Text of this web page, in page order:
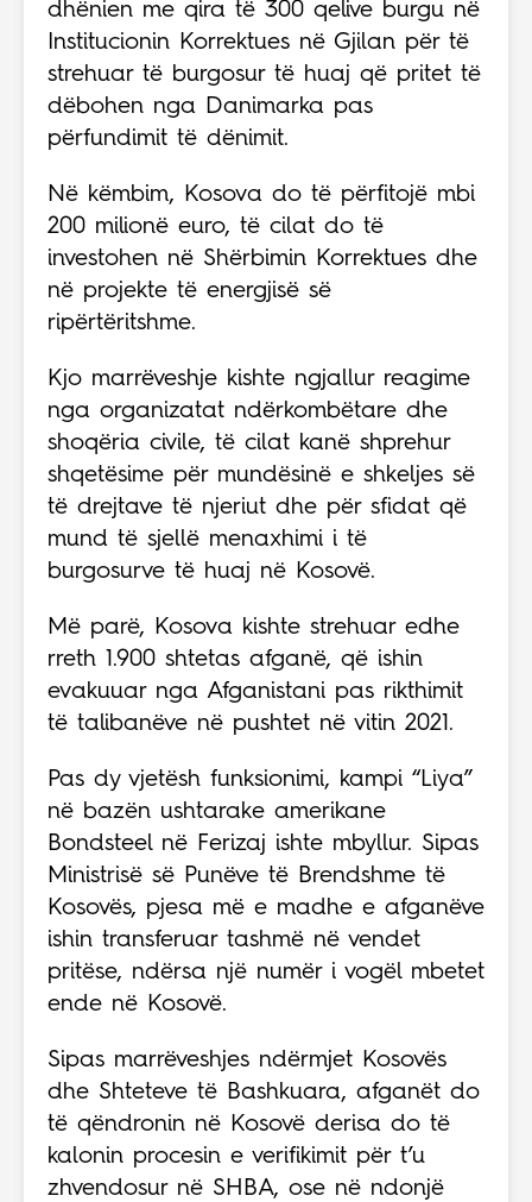
dhënien me qira të 300 qelive burgu në
Institucionin Korrektues në Gjilan për të
strehuar të burgosur të huaj që pritet të
dëbohen nga Danimarka pas
përfundimit të dënimit.
Në këmbim, Kosova do të përfitojë mbi
200 milionë euro, të cilat do të
investohen në Shërbimin Korrektues dhe
në projekte të energjisë së
ripërtëritshme.
Kjo marrëveshje kishte ngjallur reagime
nga organizatat ndërkombëtare dhe
shoqëria civile, të cilat kanë shprehur
shqetësime për mundësinë e shkeljes së
të drejtave të njeriut dhe për sfidat që
mund të sjellë menaxhimi i të
burgosurve të huaj në Kosovë.
Më parë, Kosova kishte strehuar edhe
rreth 1.900 shtetas afganë, që ishin
evakuuar nga Afganistani pas rikthimit
të talibanëve në pushtet në vitin 2021.
Pas dy vjetësh funksionimi, kampi “Liya”
në bazën ushtarake amerikane
Bondsteel në Ferizaj ishte mbyllur. Sipas
Ministrisë së Punëve të Brendshme të
Kosovës, pjesa më e madhe e afganëve
ishin transferuar tashmë në vendet
pritëse, ndërsa një numër i vogël mbetet
ende në Kosovë.
Sipas marrëveshjes ndërmjet Kosovës
dhe Shteteve të Bashkuara, afganët do
të qëndronin në Kosovë derisa do të
kalonin procesin e verifikimit për t’u
zhvendosur në SHBA, ose në ndonjë